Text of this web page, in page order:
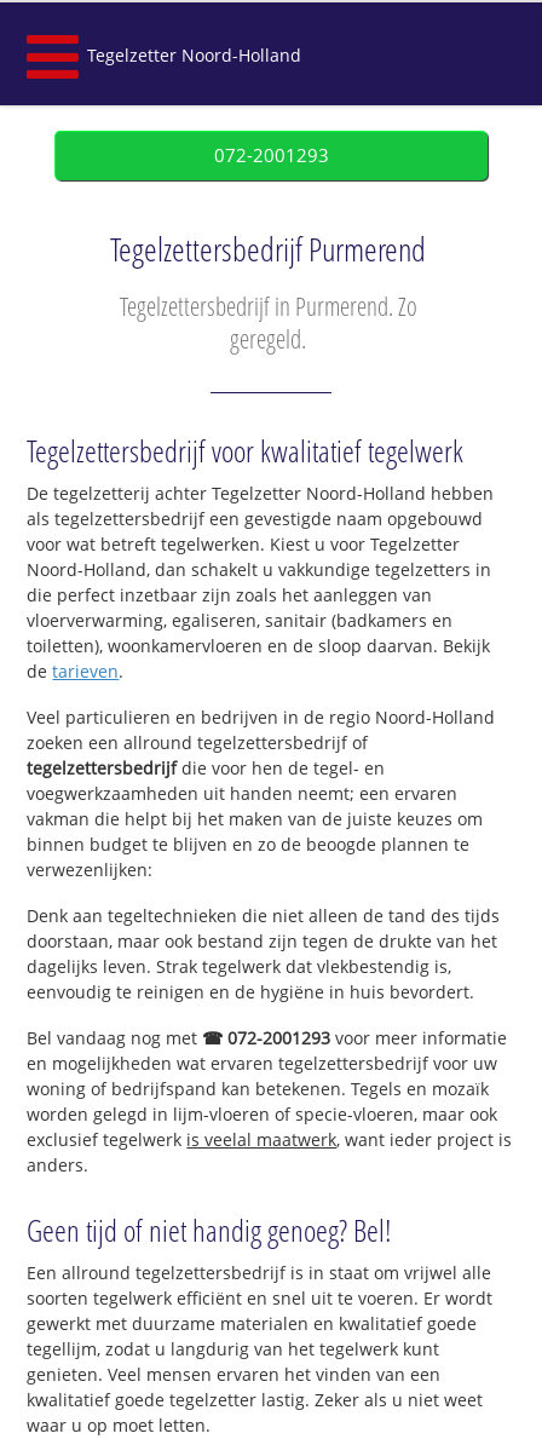
Tegelzetter Noord-Holland
072-2001293
Tegelzettersbedrijf Purmerend
Tegelzettersbedrijf in Purmerend. Zo
geregeld.
Tegelzettersbedrijf voor kwalitatief tegelwerk
De tegelzetterij achter Tegelzetter Noord-Holland hebben
als tegelzettersbedrijf een gevestigde naam opgebouwd
voor wat betreft tegelwerken. Kiest u voor Tegelzetter
Noord-Holland, dan schakelt u vakkundige tegelzetters in
die perfect inzetbaar zijn zoals het aanleggen van
vloerverwarming, egaliseren, sanitair (badkamers en
toiletten), woonkamervloeren en de sloop daarvan. Bekijk
detarieven.
Veel particulieren en bedrijven in de regio Noord-Holland
zoeken een allround tegelzettersbedrijf of
tegelzettersbedrijfdie voor hen de tegel- en
voegwerkzaamheden uit handen neemt; een ervaren
vakman die helpt bij het maken van de juiste keuzes om
binnen budget te blijven en zo de beoogde plannen te
verwezenlijken:
Denk aan tegeltechnieken die niet alleen de tand des tijds
doorstaan, maar ook bestand zijn tegen de drukte van het
dagelijks leven. Strak tegelwerk dat vlekbestendig is,
eenvoudig te reinigen en de hygiëne in huis bevordert.
Bel vandaag nog met ☎ 072-2001293 voor meer informatie
en mogelijkheden wat ervaren tegelzettersbedrijf voor uw
woning of bedrijfspand kan betekenen. Tegels en mozaïk
worden gelegd in lijm-vloeren of specie-vloeren, maar ook
exclusief tegelwerk is veelal maatwerk, want ieder project is
anders.
Geen tijd of niet handig genoeg? Bel!
Een allround tegelzettersbedrijf is in staat om vrijwel alle
soorten tegelwerk efficiënt en snel uit te voeren. Er wordt
gewerkt met duurzame materialen en kwalitatief goede
tegellijm, zodat u langdurig van het tegelwerk kunt
genieten. Veel mensen ervaren het vinden van een
kwalitatief goede tegelzetter lastig. Zeker als u niet weet
waar u op moet letten.